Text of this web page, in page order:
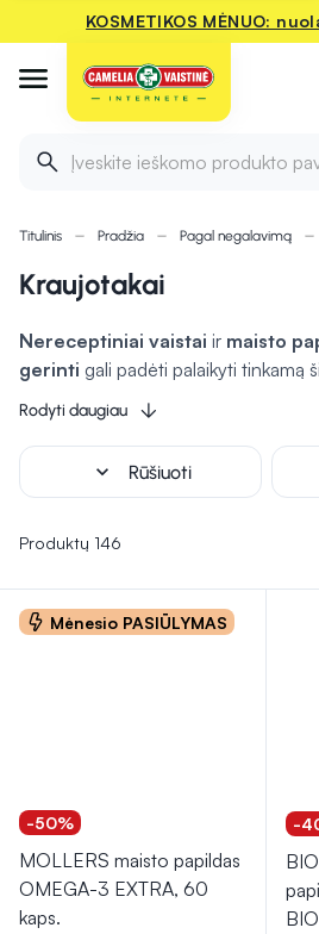
KOSMETIKOS MĖNUO:
Įveskite ieškomo produkto
Titulinis Pradžia Pagal negalavimą
Kraujotakai
Nereceptiniai vaistai ir maisto
gerinti gali padėti palaikyti tinkamą
sistemos veiklą, stiprinant
Tokie preparatai gali būti naudingi
nuovargį ar kuriems dažnai šąla
gerinti kraujo tekėjimą į įvairias
vitaminai, magnis, geležis ir tokios
Rodyti daugiau
expand_more Rūšiuoti
Produktų 146
Mėnesio PASIŪLYMAS
-50%
MOLLERS maisto papildas
OMEGA-3 EXTRA, 60
kaps.
-